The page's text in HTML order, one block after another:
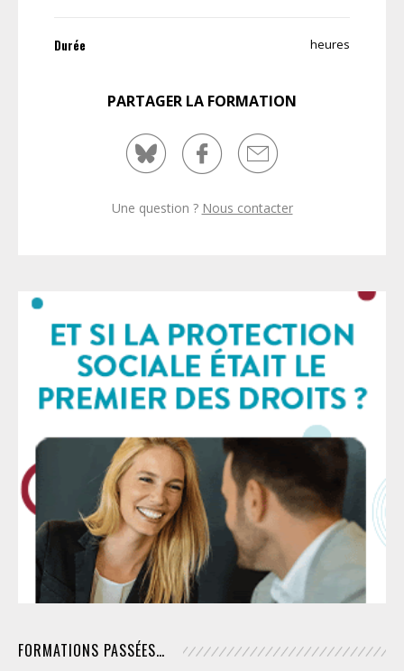
Durée heures
PARTAGER LA FORMATION
Une question ? Nous contacter
FORMATIONS PASSÉES…